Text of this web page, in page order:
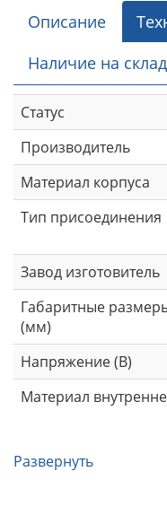
Описание
Наличие на
Статус
Производитель
Материал корпуса
Тип присоединения
Завод изготовитель
Габаритные
(мм)
Напряжение (В)
Материал
Развернуть